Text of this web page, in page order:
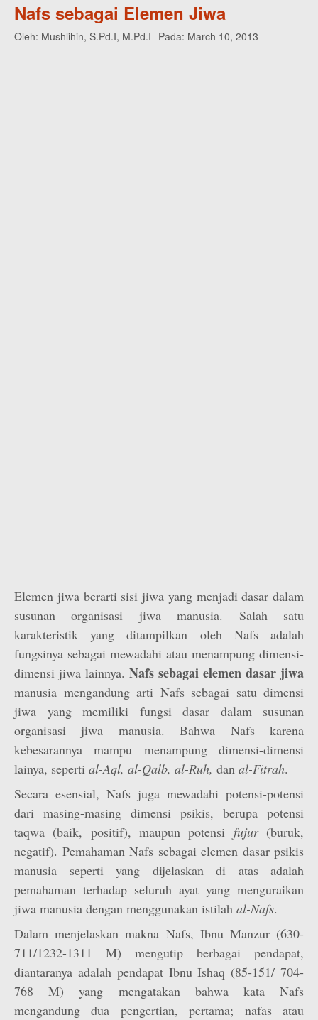
Nafs sebagai Elemen Jiwa
Oleh: Mushlihin, S.Pd.I, M.Pd.I Pada: March 10, 2013
Elemen jiwa berarti sisi jiwa yang menjadi dasar dalam
susunan organisasi jiwa manusia. Salah satu
karakteristik yang ditampilkan oleh Nafs adalah
fungsinya sebagai mewadahi atau menampung dimensi-
dimensi jiwa lainnya. Nafs sebagai elemen dasar jiwa
manusia mengandung arti Nafs sebagai satu dimensi
jiwa yang memiliki fungsi dasar dalam susunan
organisasi jiwa manusia. Bahwa Nafs karena
kebesarannya mampu menampung dimensi-dimensi
lainya, seperti al-Aql, al-Qalb, al-Ruh, dan al-Fitrah.
Secara esensial, Nafs juga mewadahi potensi-potensi
dari masing-masing dimensi psikis, berupa potensi
taqwa (baik, positif), maupun potensi fujur(buruk,
negatif). Pemahaman Nafs sebagai elemen dasar psikis
manusia seperti yang dijelaskan di atas adalah
pemahaman terhadap seluruh ayat yang menguraikan
jiwa manusia dengan menggunakan istilah al-Nafs.
Dalam menjelaskan makna Nafs, Ibnu Manzur (630-
711/1232-1311 M) mengutip berbagai pendapat,
diantaranya adalah pendapat Ibnu Ishaq (85-151/ 704-
768 M) yang mengatakan bahwa kata Nafs
mengandung dua pengertian, pertama; nafas atau